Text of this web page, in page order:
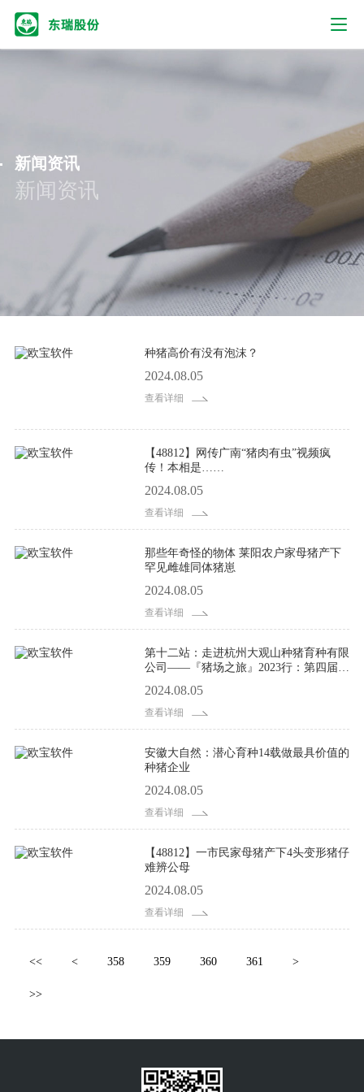
新闻资讯
新闻资讯
种猪高价有没有泡沫？
2024.08.05
查看详细
【48812】网传广南“猪肉有虫”视频疯
传！本相是……
2024.08.05
查看详细
那些年奇怪的物体 莱阳农户家母猪产下
罕见雌雄同体猪崽
2024.08.05
查看详细
第十二站：走进杭州大观山种猪育种有限
公司——『猪场之旅』2023行：第四届养
进行中
2024.08.05
查看详细
安徽大自然：潜心育种14载做最具价值的
种猪企业
2024.08.05
查看详细
【48812】一市民家母猪产下4头变形猪仔
难辨公母
2024.08.05
查看详细
<< < 358 359 360 361 >
>>